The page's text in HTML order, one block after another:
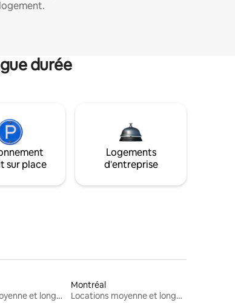
durée
sur place
Logements
d'entreprise
Locations moyenne et longue durée
Montréal
Locations moyenne et longue durée